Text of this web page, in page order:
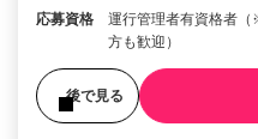
応募資格
運行管理者有資格者
方も歓迎）
後で見る